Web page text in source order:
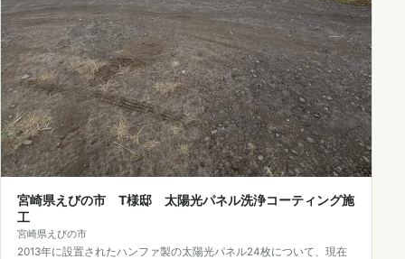
宮崎県えびの市 T様邸 太陽光パネル洗浄コーティング施
工
宮崎県えびの市
2013年に設置されたハンファ製の太陽光パネル24枚について、現在